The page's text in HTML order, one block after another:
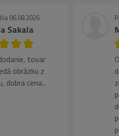
06.08.2026
Sakala
tovar
obrázku z
dobra cena...